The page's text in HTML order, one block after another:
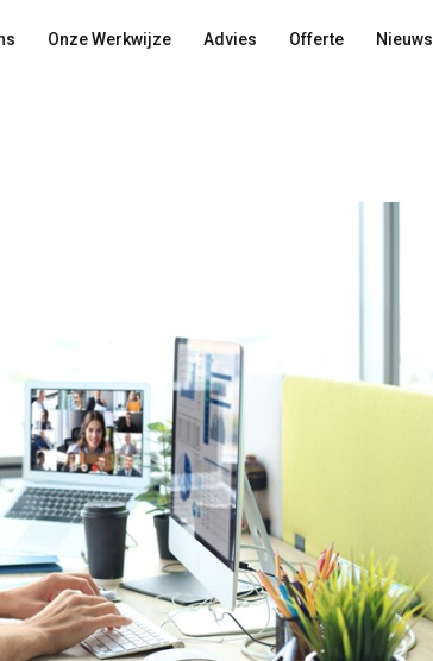
Onze Werkwijze Advies Offerte Nieuws